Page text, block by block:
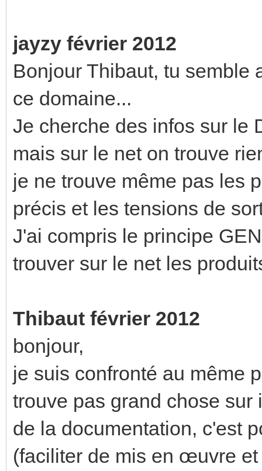
jayzy février 2012
Bonjour Thibaut, tu semble
ce domaine...
Je cherche des infos sur le
mais sur le net on trouve
je ne trouve même pas les
précis et les tensions de
J'ai compris le principe
trouver sur le net les
Thibaut février 2012
bonjour,
je suis confronté au même
trouve pas grand chose
de la documentation, c'est
(faciliter de mis en œuvre